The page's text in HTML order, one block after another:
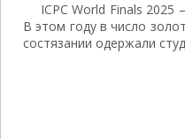
ICPC World Finals
В этом году в число
состязании одержали